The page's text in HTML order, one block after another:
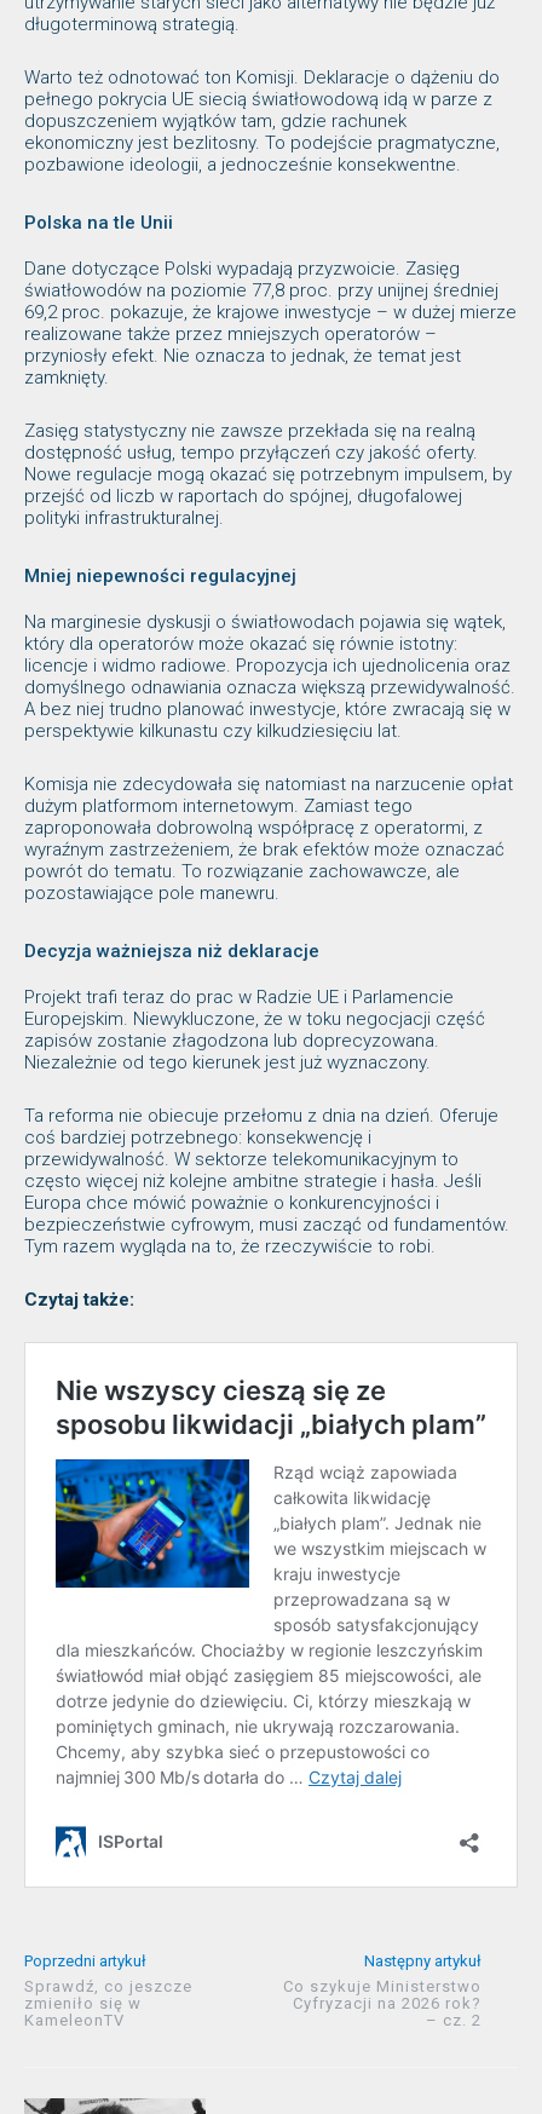
długoterminową strategią.
Warto też odnotować ton Komisji. Deklaracje o dążeniu do
pełnego pokrycia UE siecią światłowodową idą w parze z
dopuszczeniem wyjątków tam, gdzie rachunek
ekonomiczny jest bezlitosny. To podejście pragmatyczne,
pozbawione ideologii, a jednocześnie konsekwentne.
Polska na tle Unii
Dane dotyczące Polski wypadają przyzwoicie. Zasięg
światłowodów na poziomie 77,8 proc. przy unijnej średniej
69,2 proc. pokazuje, że krajowe inwestycje – w dużej mierze
realizowane także przez mniejszych operatorów –
przyniosły efekt. Nie oznacza to jednak, że temat jest
zamknięty.
Zasięg statystyczny nie zawsze przekłada się na realną
dostępność usług, tempo przyłączeń czy jakość oferty.
Nowe regulacje mogą okazać się potrzebnym impulsem, by
przejść od liczb w raportach do spójnej, długofalowej
polityki infrastrukturalnej.
Mniej niepewności regulacyjnej
Na marginesie dyskusji o światłowodach pojawia się wątek,
który dla operatorów może okazać się równie istotny:
licencje i widmo radiowe. Propozycja ich ujednolicenia oraz
domyślnego odnawiania oznacza większą przewidywalność.
A bez niej trudno planować inwestycje, które zwracają się w
perspektywie kilkunastu czy kilkudziesięciu lat.
Komisja nie zdecydowała się natomiast na narzucenie opłat
dużym platformom internetowym. Zamiast tego
zaproponowała dobrowolną współpracę z operatormi, z
wyraźnym zastrzeżeniem, że brak efektów może oznaczać
powrót do tematu. To rozwiązanie zachowawcze, ale
pozostawiające pole manewru.
Decyzja ważniejsza niż deklaracje
Projekt trafi teraz do prac w Radzie UE i Parlamencie
Europejskim. Niewykluczone, że w toku negocjacji część
zapisów zostanie złagodzona lub doprecyzowana.
Niezależnie od tego kierunek jest już wyznaczony.
Ta reforma nie obiecuje przełomu z dnia na dzień. Oferuje
coś bardziej potrzebnego: konsekwencję i
przewidywalność. W sektorze telekomunikacyjnym to
często więcej niż kolejne ambitne strategie i hasła. Jeśli
Europa chce mówić poważnie o konkurencyjności i
bezpieczeństwie cyfrowym, musi zacząć od fundamentów.
Tym razem wygląda na to, że rzeczywiście to robi.
Czytaj także:
Poprzedni artykuł
Sprawdź, co jeszcze
zmieniło się w
KameleonTV
Następny artykuł
Co szykuje Ministerstwo
Cyfryzacji na 2026 rok?
– cz. 2